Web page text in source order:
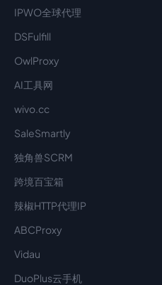
IPWO全球代理
DSFulfill
OwlProxy
AI工具网
wivo.cc
SaleSmartly
独角兽SCRM
跨境百宝箱
辣椒HTTP代理IP
ABCProxy
Vidau
DuoPlus云手机